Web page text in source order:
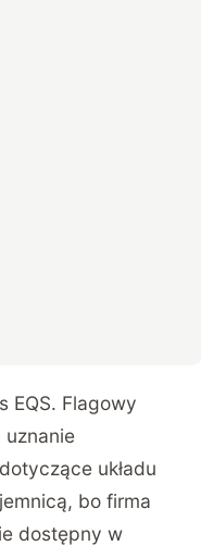
EQS. Flagowy
uznanie
układu
bo firma
dostępny w